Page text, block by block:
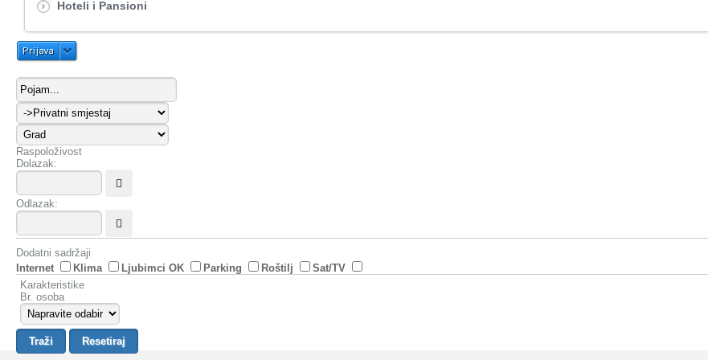
Hoteli i Pansioni
Prijava
Raspoloživost
Dolazak:
Odlazak:
Dodatni sadržaji
Internet
Klima Ljubimci OK Parking Roštilj
Sat/TV
Karakteristike
Br. osoba